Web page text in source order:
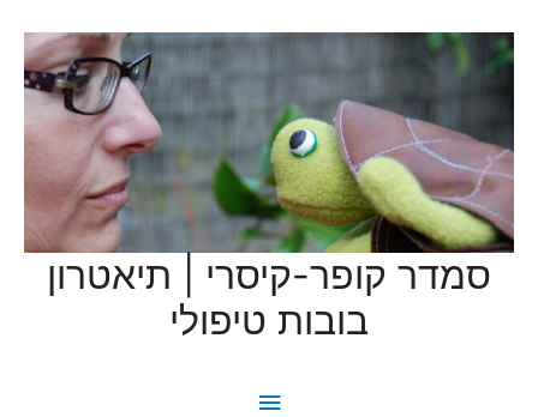
סמדר קופר-קיסרי | תיאטרון
בובות טיפולי
תפריט